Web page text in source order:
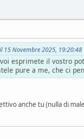
15 Novembre 2025, 19:20:48
esprimete il vostro
pure a me, che ci
anche tu (nulla di